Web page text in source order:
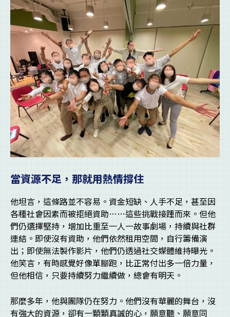
當資源不足，那就用熱情撐住
他坦言，這條路並不容易。資金短缺、人手不足，甚至因
各種社會因素而被拒絕資助……這些挑戰接踵而來。但他
們仍選擇堅持，增加比重至一人一故事劇場，持續與社群
連結。即使沒有資助，他們依然租用空間，自行籌備演
出；即使無法製作影片，他們仍透過社交媒體維持曝光。
他笑言，有時感覺好像單腳跑，比正常付出多一倍力量，
但他相信，只要持續努力繼續做，總會有明天。
那麼多年，他與團隊仍在努力。他們沒有華麗的舞台，沒
有強大的資源，卻有一顆顆真誠的心，願意聽、願意同